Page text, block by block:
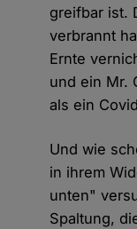
greifbar ist.
verbrannt
Ernte
und ein Mr.
als ein
Und wie
in ihrem
unten"
Spaltung,